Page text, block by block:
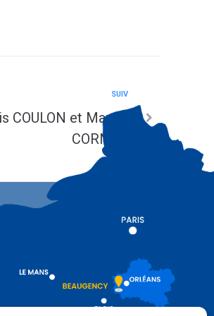
SUIV
COULON et Manon
CORNAC